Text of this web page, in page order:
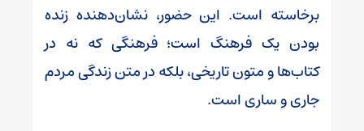
برخاسته است. این حضور، نشان‌دهنده زنده
بودن یک فرهنگ است؛ فرهنگی که نه در
کتاب‌ها و متون تاریخی، بلکه در متن زندگی مردم
جاری و ساری است.